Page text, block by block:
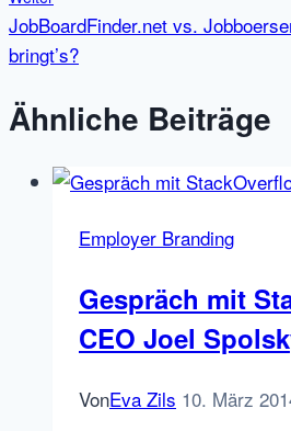
JobBoardFinder.net vs.
bringt’s?
Ähnliche Beiträge
Employer Branding
Gespräch mit
CEO Joel
VonEva Zils 10. März